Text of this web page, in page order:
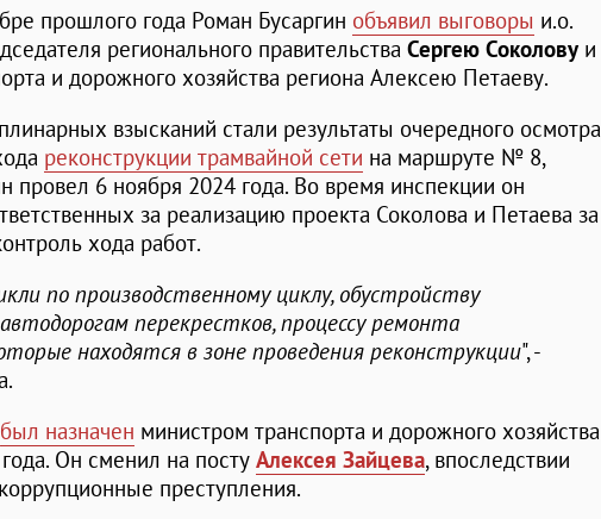
прошлого года Роман Бусаргин объявил выговоры и.о.
регионального правительства Сергею Соколову и
и дорожного хозяйства региона Алексею Петаеву.
взысканий стали результаты очередного осмотра
реконструкции трамвайной сети на маршруте № 8,
провел 6 ноября 2024 года. Во время инспекции он
за реализацию проекта Соколова и Петаева за
хода работ.
по производственному циклу, обустройству
перекрестков, процессу ремонта
находятся в зоне проведения реконструкции", -
был назначен министром транспорта и дорожного хозяйства
Он сменил на посту Алексея Зайцева, впоследствии
преступления.